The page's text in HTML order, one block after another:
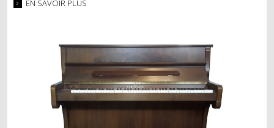
EN SAVOIR PLUS